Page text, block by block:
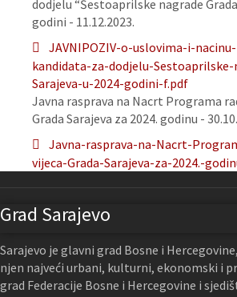
dodjelu “Šestoaprilske nagrade Grada
godini - 11.12.2023.
JAVNIPOZIV-o-uslovima-i-
kandidata-za-dodjelu-Sestoaprilske-
Sarajeva-u-2024-godini-f.pdf
Javna rasprava na Nacrt Programa
Grada Sarajeva za 2024. godinu -
Javna-rasprava-na-Nacrt-
vijeca-Grada-Sarajeva-za-2024.-
Grad Sarajevo
Sarajevo je glavni grad Bosne i
njen najveći urbani, kulturni, ekonomski i
grad Federacije Bosne i Hercegovine i